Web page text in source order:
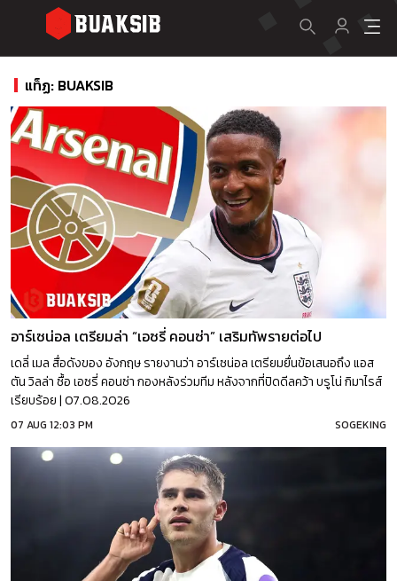
แท็ฏ: BUAKSIB
อาร์เซน่อล เตรียมล่า “เอซรี่ คอนซ่า” เสริมทัพรายต่อไป
เดลี่ เมล สื่อดังของ อังกฤษ รายงานว่า อาร์เซน่อล เตรียมยื่นข้อเสนอถึง แอส
ตัน วิลล่า ซื้อ เอซรี่ คอนซ่า กองหลังร่วมทีม หลังจากที่ปิดดีลคว้า บรูโน่ กิมาไรส์
เรียบร้อย | 07.08.2026
07 AUG 12:03 PM SOGEKING